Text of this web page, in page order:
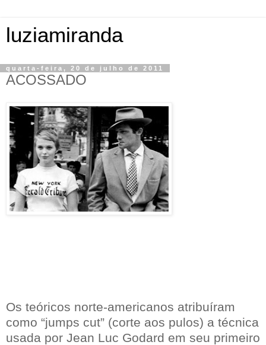
luziamiranda
quarta-feira, 20 de julho de 2011
ACOSSADO
Os teóricos norte-americanos atribuíram
como “jumps cut” (corte aos pulos) a técnica
usada por Jean Luc Godard em seu primeiro